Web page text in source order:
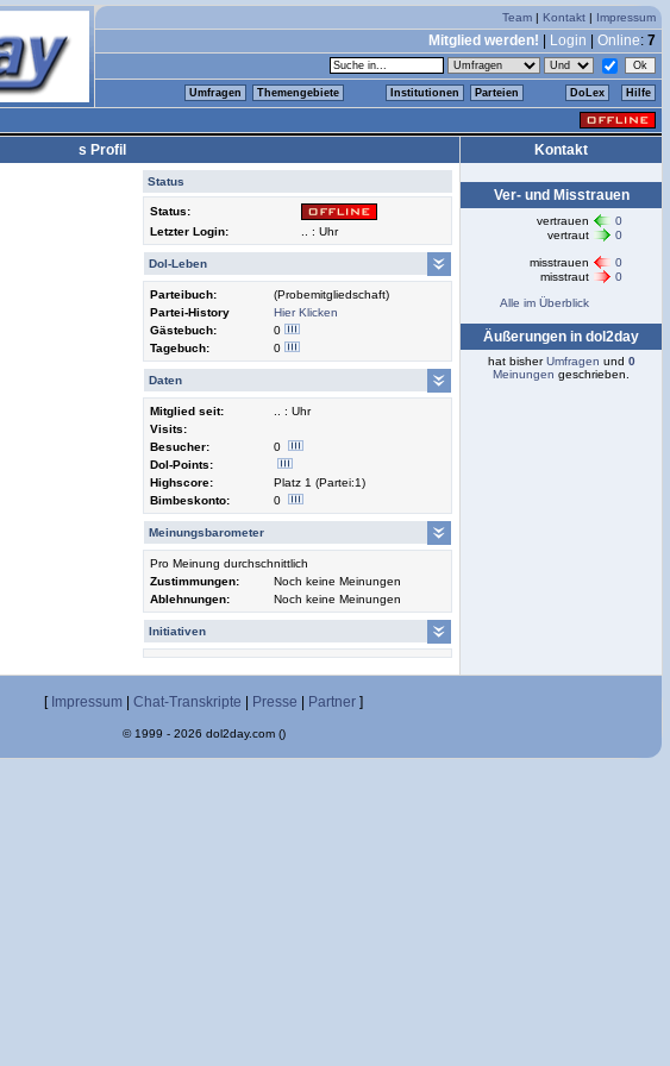
Team | Kontakt | Impressum
Mitglied werden! Login Online: 7
Umfragen Themengebiete Institutionen Parteien DoLex Hilfe
s Profil
Status
Status:
Letzter Login:
.. : Uhr
Dol-Leben
Parteibuch:
(Probemitgliedschaft)
Partei-History
Hier Klicken
Gästebuch:
0
Tagebuch:
0
Daten
Mitglied seit:
.. : Uhr
Visits:
Besucher:
0
Dol-Points:
Highscore:
Platz 1 (Partei:1)
Bimbeskonto:
0
Meinungsbarometer
Pro Meinung durchschnittlich
Zustimmungen:
Noch keine Meinungen
Ablehnungen:
Noch keine Meinungen
Initiativen
Kontakt
Ver- und Misstrauen
vertrauen
0
vertraut
0
misstrauen
0
misstraut
0
Alle im Überblick
Äußerungen in dol2day
hat bisherUmfragen und 0
Meinungen geschrieben.
[ Impressum Chat-Transkripte Presse Partner ]
© 1999 - 2026 dol2day.com ()